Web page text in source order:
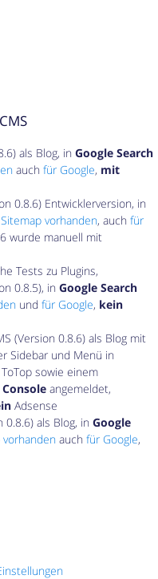
als Blog, inGoogle Search
auchfür Google, mit
0.8.6) Entwicklerversion, in
Sitemap vorhanden, auchfür
wurde manuell mit
Tests zu Plugins,
0.8.5), inGoogle Search
undfür Google, kein
(Version 0.8.6) als Blog mit
Sidebar und Menü in
sowie einem
angemeldet,
Adsense
0.8.6) als Blog, inGoogle
auchfür Google,